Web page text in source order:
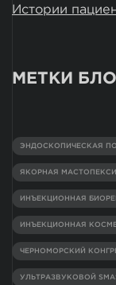
Истории
МЕТКИ
ЭНДОСКОПИЧЕСКАЯ
ЯКОРНАЯ
ИНЪЕКЦИОННАЯ
ИНЪЕКЦИОННАЯ
ЧЕРНОМОРСКИЙ
УЛЬТРАЗВУКОВОЙ